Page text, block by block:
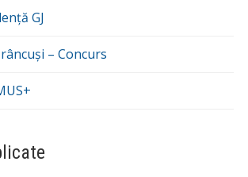
GJ
– Concurs